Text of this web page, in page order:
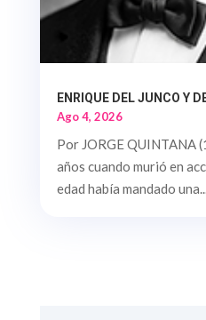
ENRIQUE DEL JUNCO Y
Ago 4, 2026
Por JORGE QUINTANA
años cuando murió en
edad había mandado